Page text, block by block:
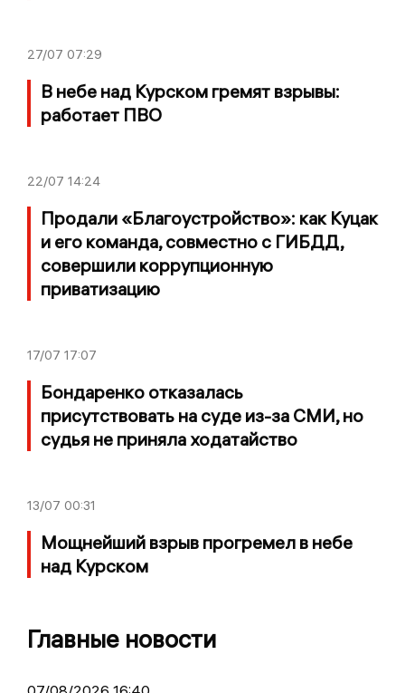
27/07 07:29
В небе над Курском гремят взрывы:
работает ПВО
22/07 14:24
Продали «Благоустройство»: как Куцак
и его команда, совместно с ГИБДД,
совершили коррупционную
приватизацию
17/07 17:07
Бондаренко отказалась
присутствовать на суде из-за СМИ, но
судья не приняла ходатайство
13/07 00:31
Мощнейший взрыв прогремел в небе
над Курском
Главные новости